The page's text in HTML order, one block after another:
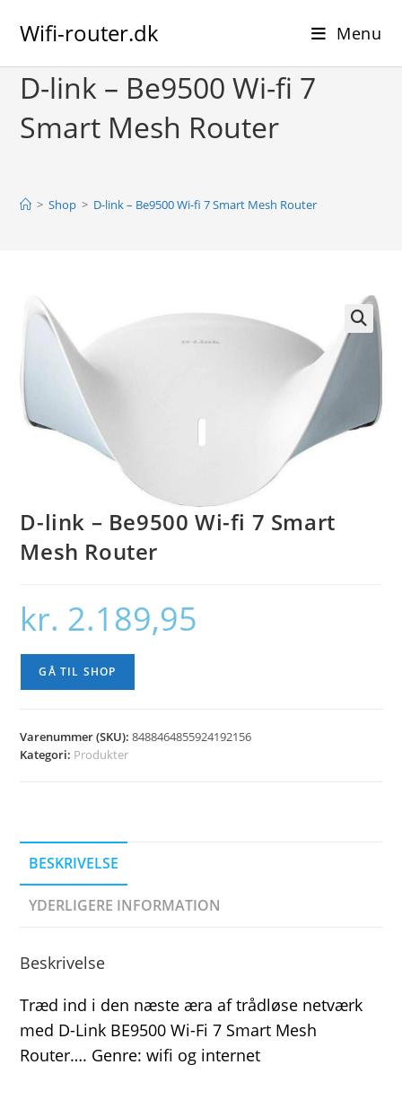
Wifi-router.dk Menu
D-link – Be9500 Wi-fi 7
Smart Mesh Router
> Shop > D-link – Be9500 Wi-fi 7 Smart Mesh Router
D-link – Be9500 Wi-fi 7 Smart
Mesh Router
kr. 2.189,95
GÅ TIL SHOP
Varenummer (SKU):8488464855924192156
Kategori: Produkter
BESKRIVELSE
YDERLIGERE INFORMATION
Beskrivelse
Træd ind i den næste æra af trådløse netværk
med D-Link BE9500 Wi-Fi 7 Smart Mesh
Router…. Genre: wifi og internet